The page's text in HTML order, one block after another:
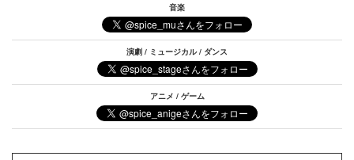
音楽
演劇 / ミュージカル / ダンス
アニメ / ゲーム